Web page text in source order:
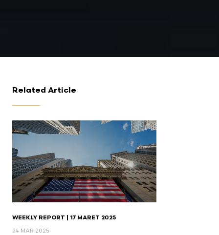
Related Article
WEEKLY REPORT | 17 MARET 2025
24 MAR 2025